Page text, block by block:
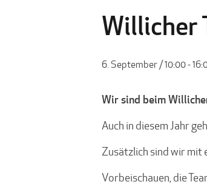
Willicher
6. September / 10:00-
Wir sind beim
Auch in diesem Jahr
Zusätzlich sind wir mit
Vorbeischauen, die